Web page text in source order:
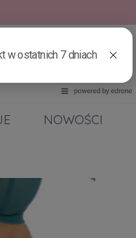
NOWOŚCI